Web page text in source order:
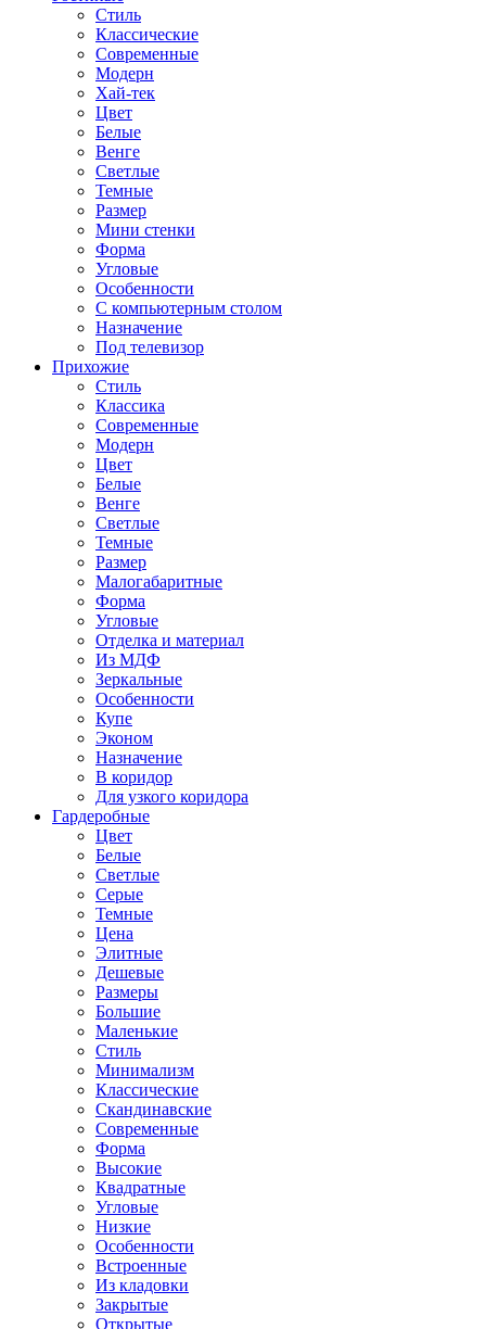
Стиль
Классические
Современные
Модерн
Хай-тек
Цвет
Белые
Венге
Светлые
Темные
Размер
Мини стенки
Форма
Угловые
Особенности
С компьютерным столом
Назначение
Под телевизор
Прихожие
Стиль
Классика
Современные
Модерн
Цвет
Белые
Венге
Светлые
Темные
Размер
Малогабаритные
Форма
Угловые
Отделка и материал
Из МДФ
Зеркальные
Особенности
Купе
Эконом
Назначение
В коридор
Для узкого коридора
Гардеробные
Цвет
Белые
Светлые
Серые
Темные
Цена
Элитные
Дешевые
Размеры
Большие
Маленькие
Стиль
Минимализм
Классические
Скандинавские
Современные
Форма
Высокие
Квадратные
Угловые
Низкие
Особенности
Встроенные
Из кладовки
Закрытые
Открытые